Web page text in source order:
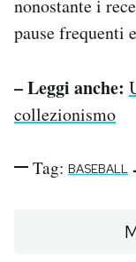
nonostante i
pause frequenti
– Leggi anche:
collezionismo
Tag: BASEBALL